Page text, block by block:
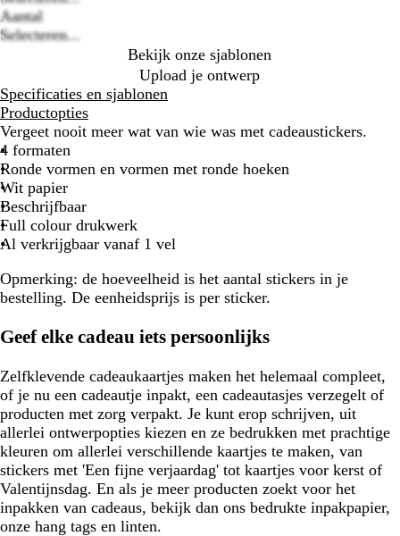
Aantal
Selecteren...
Bekijk onze sjablonen
Upload je ontwerp
Specificaties en sjablonen
Productopties
Vergeet nooit meer wat van wie was met cadeaustickers.
4 formaten
Ronde vormen en vormen met ronde hoeken
Wit papier
Beschrijfbaar
Full colour drukwerk
Al verkrijgbaar vanaf 1 vel
Opmerking: de hoeveelheid is het aantal stickers in je
bestelling. De eenheidsprijs is per sticker.
Geef elke cadeau iets persoonlijks
Zelfklevende cadeaukaartjes maken het helemaal compleet,
of je nu een cadeautje inpakt, een cadeautasjes verzegelt of
producten met zorg verpakt. Je kunt erop schrijven, uit
allerlei ontwerpopties kiezen en ze bedrukken met prachtige
kleuren om allerlei verschillende kaartjes te maken, van
stickers met 'Een fijne verjaardag' tot kaartjes voor kerst of
Valentijnsdag. En als je meer producten zoekt voor het
inpakken van cadeaus, bekijk dan ons bedrukte inpakpapier,
onze hang tags en linten.